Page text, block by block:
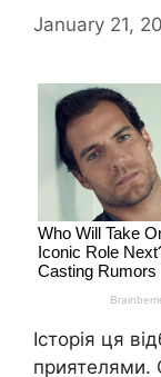
January 21,
Історія ця
приятелями.